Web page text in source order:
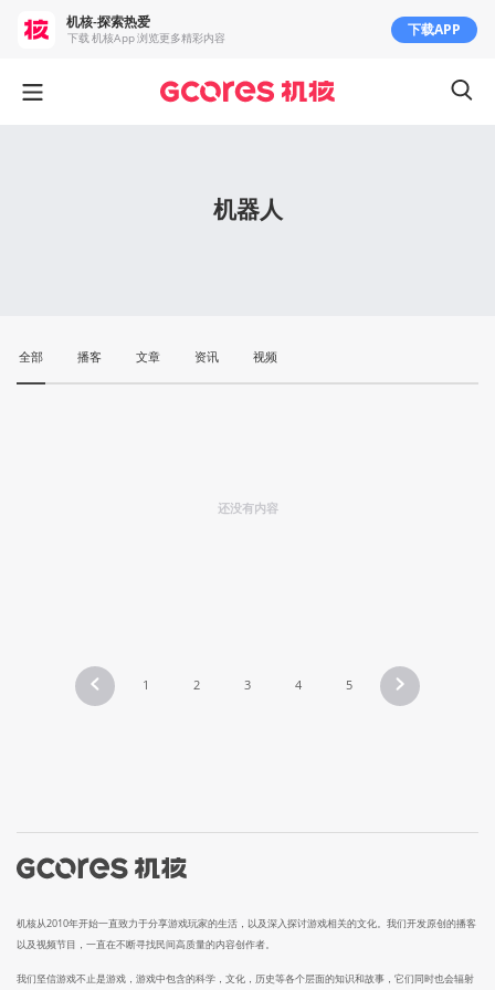
机器人
全部 播客 文章 资讯 视频
还没有内容
1 2 3 4 5
机核从2010年开始一直致力于分享游戏玩家的生活，以及深入探讨游戏相关的文化。我们开发原创的播客
以及视频节目，一直在不断寻找民间高质量的内容创作者。
我们坚信游戏不止是游戏，游戏中包含的科学，文化，历史等各个层面的知识和故事，它们同时也会辐射
机核-探索热爱
下载 机核App 浏览更多精彩内容 下载APP